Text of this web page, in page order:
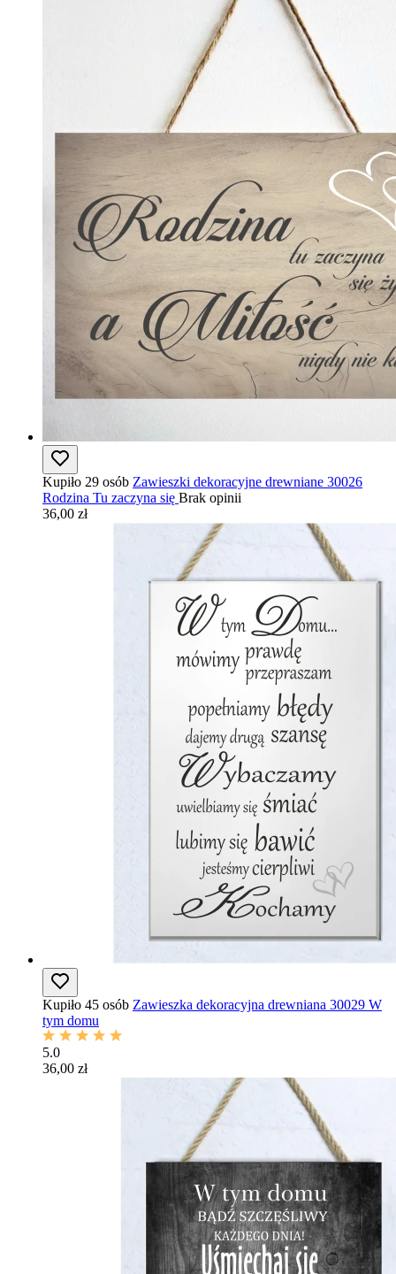
Kupiło 29 osób Zawieszki dekoracyjne drewniane 30026
Rodzina Tu zaczyna się Brak opinii
36,00 zł
Kupiło 45 osób Zawieszka dekoracyjna drewniana 30029 W
tym domu
5.0
36,00 zł